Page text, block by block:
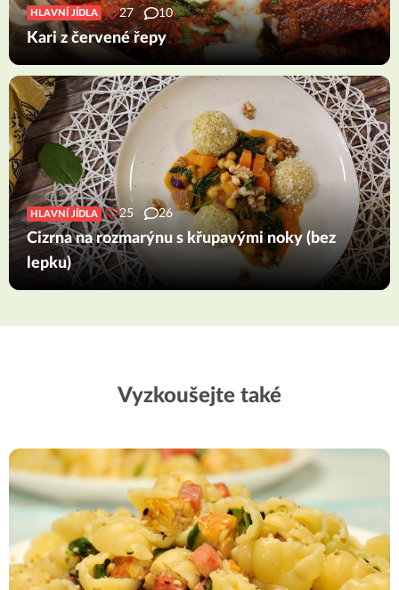
HLAVNÍ JÍDLA 27 10
Kari z červené řepy
HLAVNÍ JÍDLA 25 26
Cizrna na rozmarýnu s křupavými noky (bez
lepku)
Vyzkoušejte také